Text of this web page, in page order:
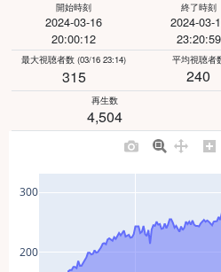
開始時刻
2024-03-16
20:00:12
終了時刻
2024-03-
23:20:59
最大視聴者数 (03/16 23:14)
315
平均視聴者
240
再生数
4,504
200
300